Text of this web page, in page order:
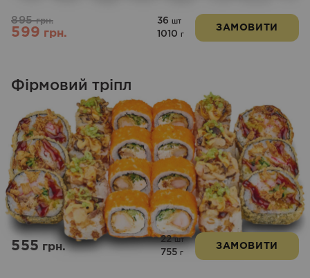
895грн.
599грн.
36 шт
1010 г
ЗАМОВИТИ
Фірмовий тріпл
555грн.
22 шт
755 г
ЗАМОВИТИ